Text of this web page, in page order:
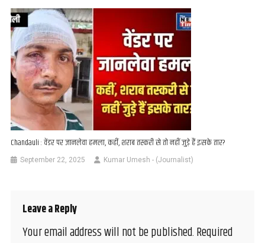
Chandauli : वेंडर पर जानलेवा हमला, कहीं, शराब तस्करी से तो नहीं जुड़े हैं इसके तार?
September 22, 2025 Kumar Umesh - (Journalist)
Leave a Reply
Your email address will not be published.Required